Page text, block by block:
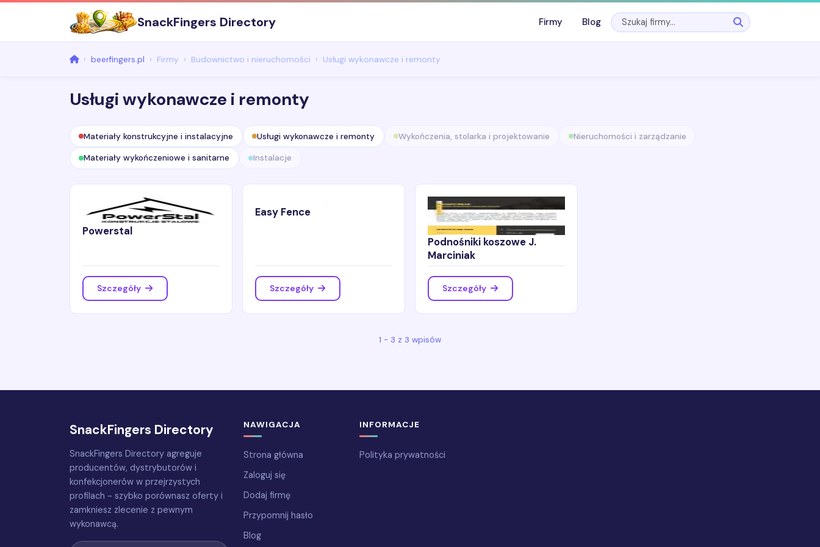
SnackFingers Directory Firmy Blog
beerfingers.pl Firmy Budownictwo i nieruchomości Usługi wykonawcze i remonty
Usługi wykonawcze i remonty
Materiały konstrukcyjne i instalacyjne Usługi wykonawcze i remonty Wykończenia, stolarka i projektowanie Nieruchomości i zarządzanie
Materiały wykończeniowe i sanitarne Instalacje
Powerstal
Szczegóły
Easy Fence
Szczegóły
Podnośniki koszowe J.
Marciniak
Szczegóły
1 - 3 z 3 wpisów
SnackFingers Directory
SnackFingers Directory agreguje
producentów, dystrybutorów i
konfekcjonerów w przejrzystych
profilach - szybko porównasz oferty i
zamkniesz zlecenie z pewnym
wykonawcą.
NAWIGACJA
Strona główna
Zaloguj się
Dodaj firmę
Przypomnij hasło
Blog
INFORMACJE
Polityka prywatności